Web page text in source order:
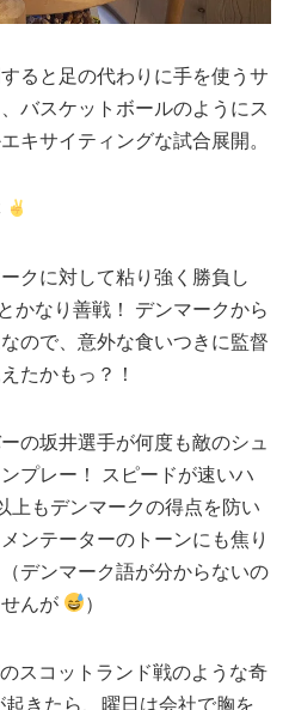
ると足の代わりに手を使うサ
バスケットボールのようにス
キサイティングな試合展開。
クに対して粘り強く勝負し
かなり善戦！ デンマークから
ので、意外な食いつきに監督
たかもっ？！
の坂井選手が何度も敵のシュ
プレー！ スピードが速いハ
上もデンマークの得点を防い
ンテーターのトーンにも焦り
デンマーク語が分からないの
んが
）
スコットランド戦のような奇
きたら、曜日は会社で胸を